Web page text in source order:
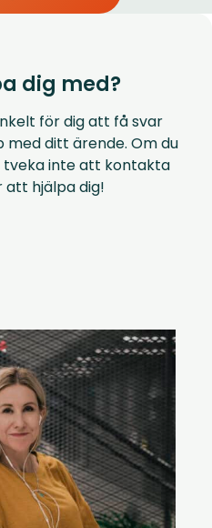
dig med?
för dig att få svar
med ditt ärende. Om du
tveka inte att kontakta
att hjälpa dig!